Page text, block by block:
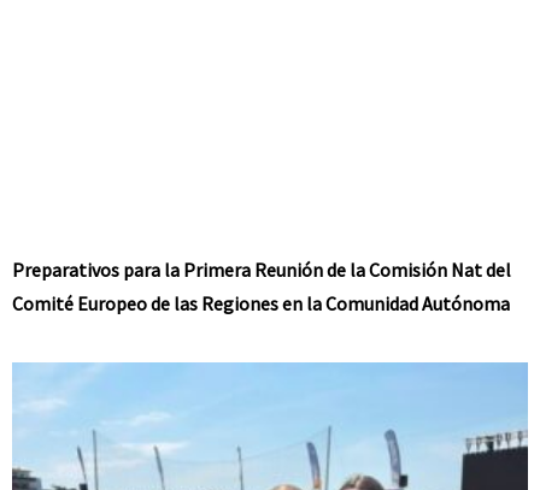
Preparativos para la Primera Reunión de la Comisión Nat del
Comité Europeo de las Regiones en la Comunidad Autónoma